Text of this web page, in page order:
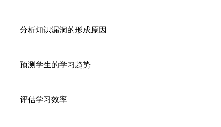
分析知识漏洞的形成原因
预测学生的学习趋势
评估学习效率